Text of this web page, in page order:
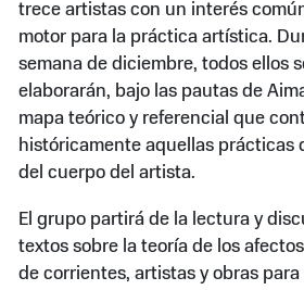
trece artistas con un interés
motor para la práctica artística.
semana de diciembre, todos ellos
elaborarán, bajo las pautas de
mapa teórico y referencial que
históricamente aquellas prácticas
del cuerpo del artista.
El grupo partirá de la lectura y
textos sobre la teoría de los
de corrientes, artistas y obras